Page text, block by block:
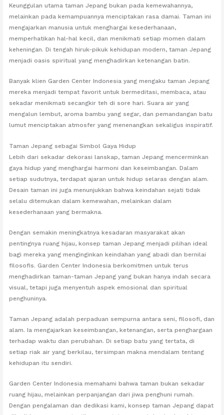
Keunggulan utama taman Jepang bukan pada kemewahannya,
melainkan pada kemampuannya menciptakan rasa damai. Taman ini
mengajarkan manusia untuk menghargai kesederhanaan,
memperhatikan hal-hal kecil, dan menikmati setiap momen dalam
keheningan. Di tengah hiruk-pikuk kehidupan modern, taman Jepang
menjadi oasis spiritual yang menghadirkan ketenangan batin.
Banyak klien Garden Center Indonesia yang mengaku taman Jepang
mereka menjadi tempat favorit untuk bermeditasi, membaca, atau
sekadar menikmati secangkir teh di sore hari. Suara air yang
mengalun lembut, aroma bambu yang segar, dan pemandangan batu
lumut menciptakan atmosfer yang menenangkan sekaligus inspiratif.
Taman Jepang sebagai Simbol Gaya Hidup
Lebih dari sekadar dekorasi lanskap, taman Jepang mencerminkan
gaya hidup yang menghargai harmoni dan keseimbangan. Dalam
setiap sudutnya, terdapat ajaran untuk hidup selaras dengan alam.
Desain taman ini juga menunjukkan bahwa keindahan sejati tidak
selalu ditemukan dalam kemewahan, melainkan dalam
kesederhanaan yang bermakna.
Dengan semakin meningkatnya kesadaran masyarakat akan
pentingnya ruang hijau, konsep taman Jepang menjadi pilihan ideal
bagi mereka yang menginginkan keindahan yang abadi dan bernilai
filosofis. Garden Center Indonesia berkomitmen untuk terus
menghadirkan taman-taman Jepang yang bukan hanya indah secara
visual, tetapi juga menyentuh aspek emosional dan spiritual
penghuninya.
Taman Jepang adalah perpaduan sempurna antara seni, filosofi, dan
alam. Ia mengajarkan keseimbangan, ketenangan, serta penghargaan
terhadap waktu dan perubahan. Di setiap batu yang tertata, di
setiap riak air yang berkilau, tersimpan makna mendalam tentang
kehidupan itu sendiri.
Garden Center Indonesia memahami bahwa taman bukan sekadar
ruang hijau, melainkan perpanjangan dari jiwa penghuni rumah.
Dengan pengalaman dan dedikasi kami, konsep taman Jepang dapat